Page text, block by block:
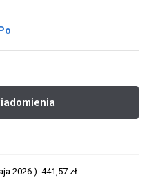
2026 ): 441,57 zł